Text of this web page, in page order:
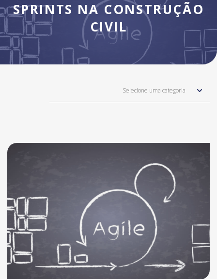
SPRINTS NA CONSTRUÇÃO
CIVIL
Selecione uma categoria